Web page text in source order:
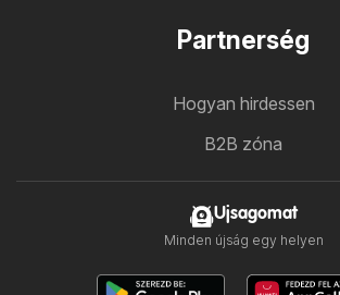
Partnerség
Hogyan hirdessen
B2B zóna
Ujsagomat
Minden újság egy helyen